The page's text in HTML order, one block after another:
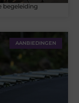
begeleiding
AANBIEDINGEN